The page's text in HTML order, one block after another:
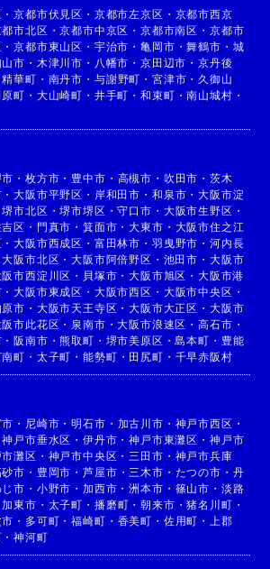
・京都市伏見区 ・ 京都市左京区 ・ 京都市西京
都市北区 ・京都市中京区 ・京都市南区 ・ 京都市
・京都市東山区 ・ 宇治市 ・亀岡市 ・舞鶴市 ・ 城
市 ・ 木津川市 ・ 八幡市 ・京田辺市 ・京丹後
精華町 ・ 南丹市 ・ 与謝野町 ・ 宮津市 ・ 久御山
町 ・ 大山崎町 ・ 井手町 ・和束町 ・南山城村 ・
・枚方市 ・ 豊中市 ・ 高槻市 ・ 吹田市 ・ 茨木
・大阪市平野区 ・ 岸和田市 ・ 和泉市 ・大阪市淀
堺市北区 ・堺市堺区 ・守口市 ・ 大阪市生野区 ・
区 ・ 門真市 ・箕面市 ・大東市 ・ 大阪市住之江
・大阪市西成区 ・ 富田林市 ・ 羽曳野市 ・ 河内長
大阪市北区 ・大阪市阿倍野区 ・ 池田市 ・ 大阪市
阪市西淀川区 ・ 貝塚市 ・大阪市旭区 ・大阪市港
・大阪市東成区 ・ 大阪市西区 ・ 大阪市中央区 ・
原市 ・ 大阪市天王寺区 ・大阪市大正区 ・ 大阪市
阪市此花区 ・ 泉南市 ・大阪市浪速区 ・高石市 ・
・阪南市 ・熊取町 ・ 堺市美原区 ・島本町 ・ 豊能
南町 ・ 太子町 ・能勢町 ・ 田尻町 ・ 千早赤阪村
・ 尼崎市 ・明石市 ・ 加古川市 ・ 神戸市西区 ・
神戸市垂水区 ・伊丹市 ・神戸市東灘区 ・ 神戸市
灘区 ・ 神戸市中央区 ・ 三田市 ・ 神戸市兵庫
砂市 ・ 豊岡市 ・芦屋市 ・ 三木市 ・ たつの市 ・ 丹
市 ・ 小野市 ・加西市 ・洲本市 ・ 篠山市 ・ 淡路
加東市 ・ 太子町 ・ 播磨町 ・朝来市 ・猪名川町 ・
・ 多可町 ・福崎町 ・ 香美町 ・ 佐用町 ・
上郡
・神河町